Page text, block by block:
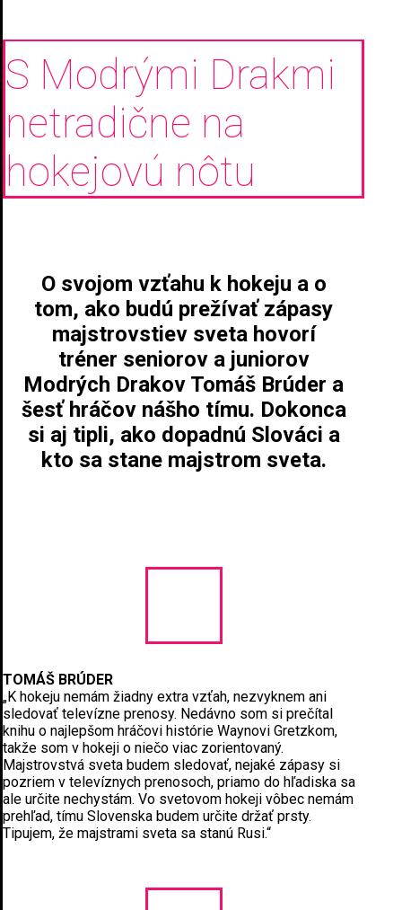
S Modrými Drakmi
netradične na
hokejovú nôtu
O svojom vzťahu k hokeju a o
tom, ako budú prežívať zápasy
majstrovstiev sveta hovorí
tréner seniorov a juniorov
Modrých Drakov Tomáš Brúder a
šesť hráčov nášho tímu. Dokonca
si aj tipli, ako dopadnú Slováci a
kto sa stane majstrom sveta.
TOMÁŠ BRÚDER
„K hokeju nemám žiadny extra vzťah, nezvyknem ani
sledovať televízne prenosy. Nedávno som si prečítal
knihu o najlepšom hráčovi histórie Waynovi Gretzkom,
takže som v hokeji o niečo viac zorientovaný.
Majstrovstvá sveta budem sledovať, nejaké zápasy si
pozriem v televíznych prenosoch, priamo do hľadiska sa
ale určite nechystám. Vo svetovom hokeji vôbec nemám
prehľad, tímu Slovenska budem určite držať prsty.
Tipujem, že majstrami sveta sa stanú Rusi.“